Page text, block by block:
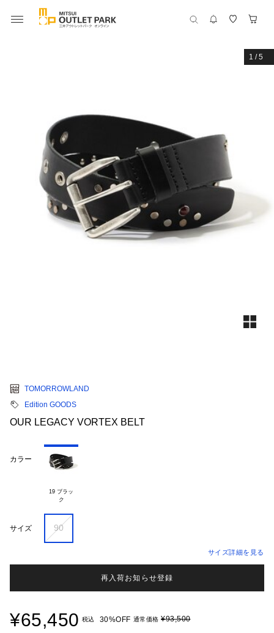
1 /5
TOMORROWLAND
Edition GOODS
OUR LEGACY VORTEX BELT
カラー
19 ブラッ
サイズ 90
サイズ詳細を見る
再入荷お知らせ登録
¥65,450 税込 30%OFF 通常価格 ¥93,500